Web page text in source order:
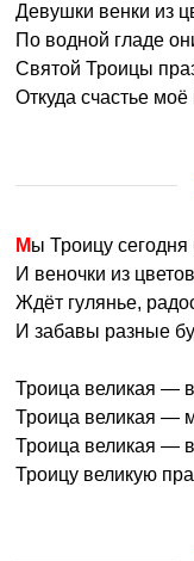
Девушки венки из
По водной гладе
Святой Троицы
Откуда счастье моё
Мы Троицу сегодня
И веночки из
Ждёт гулянье,
И забавы разные
Троица великая —
Троица великая —
Троица великая —
Троицу великую